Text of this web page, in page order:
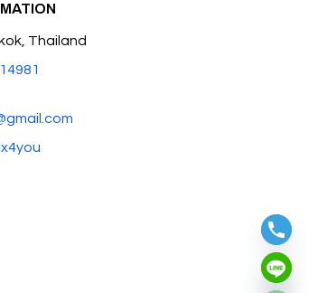
Thailand
Hide chaty